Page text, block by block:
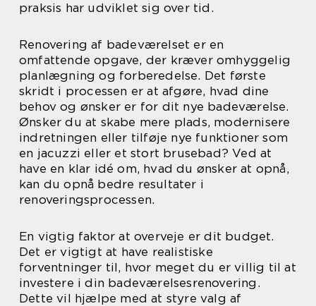
praksis har udviklet sig over tid.
Renovering af badeværelset er en
omfattende opgave, der kræver omhyggelig
planlægning og forberedelse. Det første
skridt i processen er at afgøre, hvad dine
behov og ønsker er for dit nye badeværelse.
Ønsker du at skabe mere plads, modernisere
indretningen eller tilføje nye funktioner som
en jacuzzi eller et stort brusebad? Ved at
have en klar idé om, hvad du ønsker at opnå,
kan du opnå bedre resultater i
renoveringsprocessen.
En vigtig faktor at overveje er dit budget.
Det er vigtigt at have realistiske
forventninger til, hvor meget du er villig til at
investere i din badeværelsesrenovering.
Dette vil hjælpe med at styre valg af